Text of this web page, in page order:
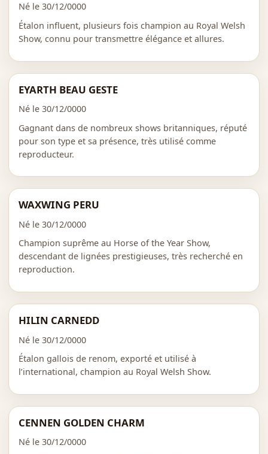
Né le 30/12/0000
Étalon influent, plusieurs fois champion au Royal Welsh
Show, connu pour transmettre élégance et allures.
EYARTH BEAU GESTE
Né le 30/12/0000
Gagnant dans de nombreux shows britanniques, réputé
pour son type et sa présence, très utilisé comme
reproducteur.
WAXWING PERU
Né le 30/12/0000
Champion suprême au Horse of the Year Show,
descendant de lignées prestigieuses, très recherché en
reproduction.
HILIN CARNEDD
Né le 30/12/0000
Étalon gallois de renom, exporté et utilisé à
l’international, champion au Royal Welsh Show.
CENNEN GOLDEN CHARM
Né le 30/12/0000